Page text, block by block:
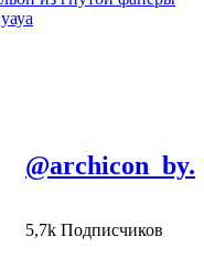
@archicon_by.
5,7k Подписчиков